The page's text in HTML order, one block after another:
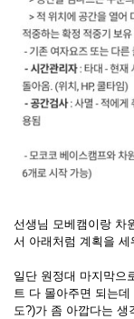
선생님 모베캠이랑 차
서 아래처럼 계획을
일단 원정대 마지막으
트 다 몰아주면 되는
도?)가 좀 아깝다는 생